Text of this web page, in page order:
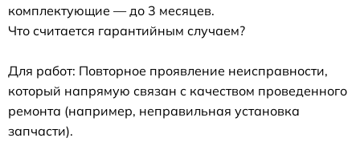
комплектующие — до 3 месяцев.
Что считается гарантийным случаем?
Для работ: Повторное проявление неисправности,
который напрямую связан с качеством проведенного
ремонта (например, неправильная установка
запчасти).